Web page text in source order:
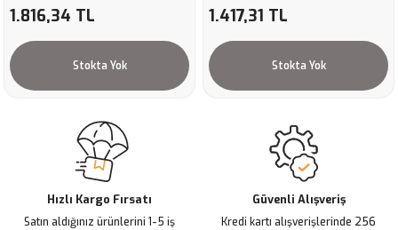
1.816,34 TL
Stokta Yok
1.417,31 TL
Stokta Yok
Hızlı Kargo Fırsatı
Satın aldığınız ürünlerini 1-5 iş
Güvenli Alışveriş
Kredi kartı alışverişlerinde 256